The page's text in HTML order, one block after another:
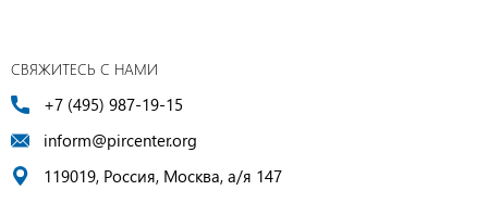
СВЯЖИТЕСЬ С НАМИ
+7 (495) 987-19-15
inform@pircenter.org
119019, Россия, Москва, а/я 147